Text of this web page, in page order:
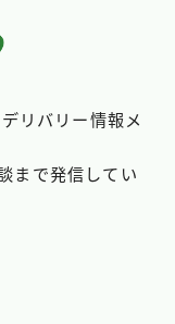
リバリー情報メ
まで発信してい